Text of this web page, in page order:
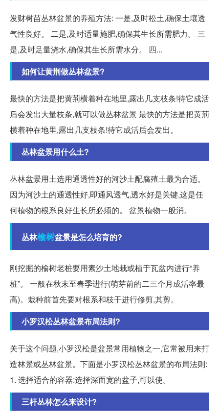
发财树苗丛林盆景的养殖方法: 一是,及时松土,确保土壤透
气性良好。 二是,及时适量施肥,确保其生长所需肥力。 三
是,及时足量浇水,确保其生长所需水分。 四...
如何让黄荆做丛林盆景?
最快的方法是把黄荊横着种在地里,露出几支枝条!待它成活
后会发出大量枝条,就可以做丛林盆景 最快的方法是把黄荊
横着种在地里,露出几支枝条!待它成活后会发出。
丛林盆景用什么土?
丛林盆景用土选用通透性好的河沙土配腐殖土最为合适。
因为河沙土的通透性好,即通风透气,透水好是关键,这是任
何植物的根系良好生长所必须的。 盆景植物一般消。
丛林榆树盆景是怎么培育的?
刚挖掘的榆树老桩要用素沙土地栽或植于瓦盆内进行“养
桩”。 一般在秋末至春季进行(萌芽前的二三个月成活率最
高)。栽种前首先要对根系和枝干进行修剪,其剪。
小罗汉松丛林盆景布局法则?
关于这个问题,小罗汉松是盆景常用植物之一,它常被用来打
造林景或丛林盆景。下面是小罗汉松丛林盆景的布局法则:
1. 选择适合的容器:选择深而宽的盆子,可以使。
三杆丛林怎么来设计?